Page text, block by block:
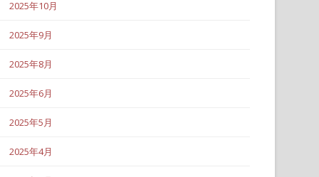
2025年10月
2025年9月
2025年8月
2025年6月
2025年5月
2025年4月